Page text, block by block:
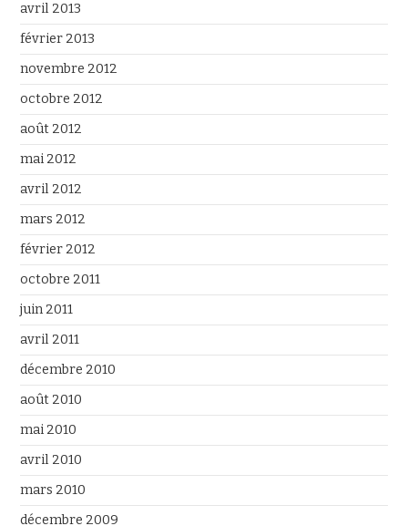
avril 2013
février 2013
novembre 2012
octobre 2012
août 2012
mai 2012
avril 2012
mars 2012
février 2012
octobre 2011
juin 2011
avril 2011
décembre 2010
août 2010
mai 2010
avril 2010
mars 2010
décembre 2009